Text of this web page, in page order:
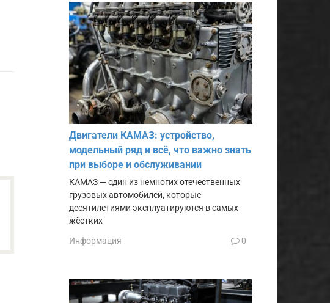
Двигатели КАМАЗ: устройство,
модельный ряд и всё, что важно знать
при выборе и обслуживании
КАМАЗ — один из немногих отечественных
грузовых автомобилей, которые
десятилетиями эксплуатируются в самых
жёстких
Информация 0